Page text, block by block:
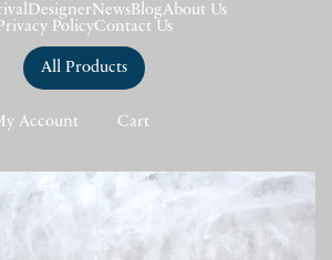
DesignerNews BlogAbout Us
Privacy PolicyContact Us
All Products
Account Cart